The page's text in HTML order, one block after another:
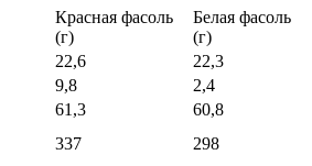
Красная фасоль
(г)
Белая фасоль
(г)
22,6
22,3
9,8
2,4
61,3
60,8
337
298